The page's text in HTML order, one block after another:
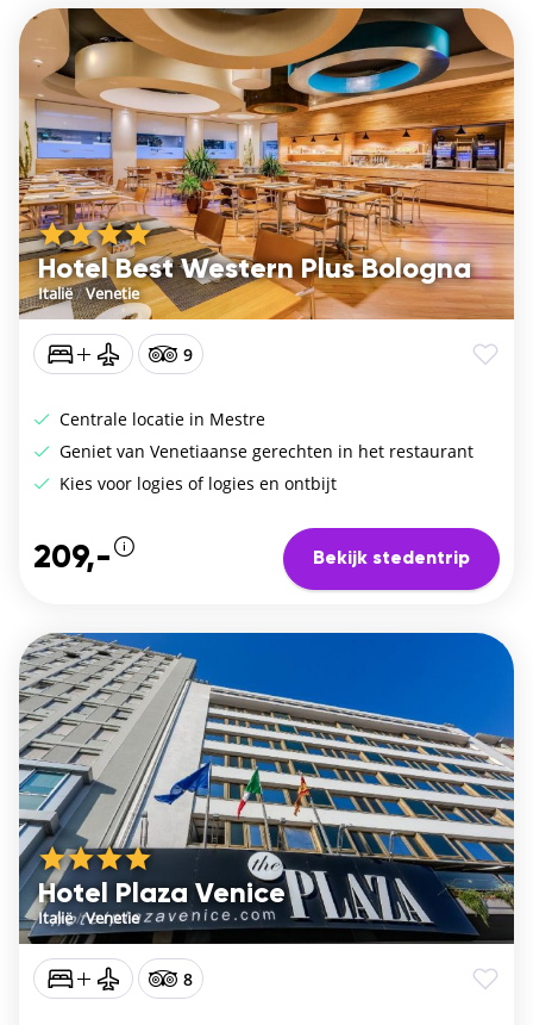
Hotel Best Western Plus Bologna
Italië/Venetie
9
Centrale locatie in Mestre
Geniet van Venetiaanse gerechten in het restaurant
Kies voor logies of logies en ontbijt
209,- Bekijk stedentrip
Hotel Plaza Venice
Italië/Venetie
8